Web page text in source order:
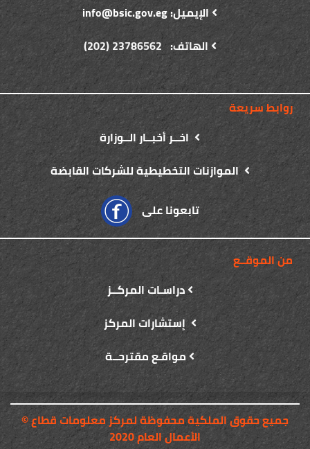
الإيميل: info@bsic.gov.eg
الهاتف: 23786562 (202)
روابط سريعة
اخــر أخبــار الــوزارة
الموازنات التخطيطية للشركات القابضة
تابعونا على
من الموقــع
دراسـات المركــز
إستشارات المركز
مواقـع مقترحــة
© جميع حقوق الملكية محفوظة لمركز معلومات قطاع
الأعمال العام 2020